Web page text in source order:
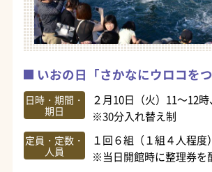
いおの日「さかなにウロコをつ
日時・期間・
期日
２月10日（火）11～12
※30分入れ替え制
定員・定数・
人員
１回６組（１組４人程
※当日開館時に整理券を